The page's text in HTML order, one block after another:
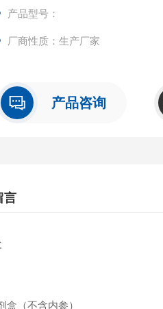
产品型号：
厂商性质：生产厂家
产品咨询
言
（不含内参）